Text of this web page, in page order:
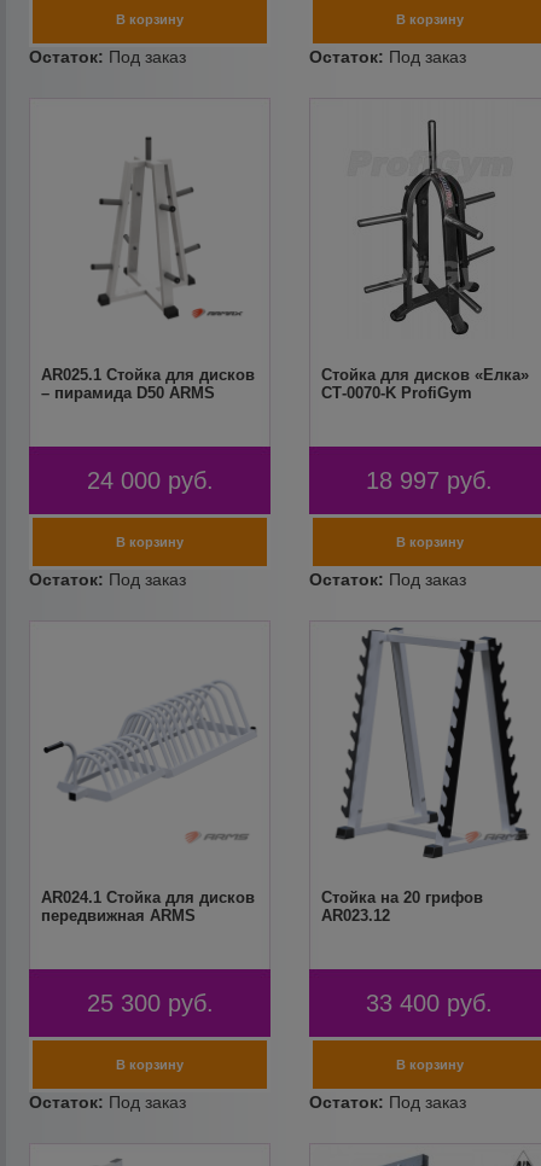
AR025.1 Стойка для дисков
– пирамида D50 ARMS
24 000 руб.
Стойка для дисков «Елка»
СТ-0070-K ProfiGym
18 997 руб.
AR024.1 Стойка для дисков
передвижная ARMS
25 300 руб.
Стойка на 20 грифов
AR023.12
33 400 руб.